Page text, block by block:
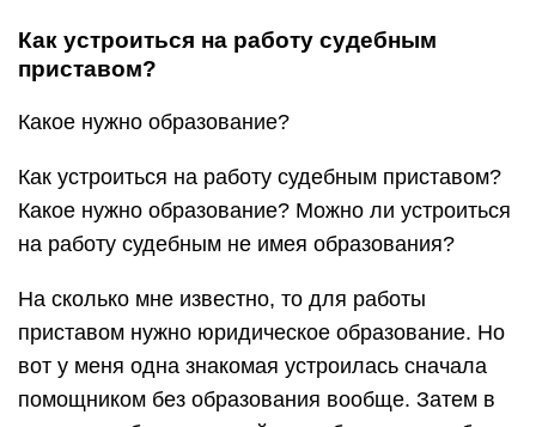
Как устроиться на работу судебным
приставом?
Какое нужно образование?
Как устроиться на работу судебным приставом?
Какое нужно образование? Можно ли устроиться
на работу судебным не имея образования?
На сколько мне известно, то для работы
приставом нужно юридическое образование. Но
вот у меня одна знакомая устроилась сначала
помощником без образования вообще. Затем в